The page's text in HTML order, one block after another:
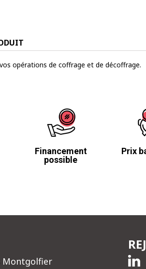
opérations de coffrage et de décoffrage.
Financement
possible
Prix
Montgolfier